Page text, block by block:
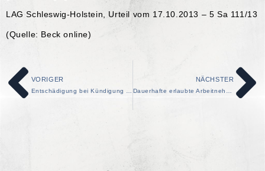
LAG Schleswig-Holstein, Urteil vom 17.10.2013 – 5 Sa 111/13
(Quelle: Beck online)
VORIGER NÄCHSTER